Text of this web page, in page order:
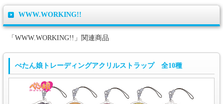
WWW.WORKING!!
「WWW.WORKING!!」関連商品
ぺたん娘トレーディングアクリルストラップ 全10種